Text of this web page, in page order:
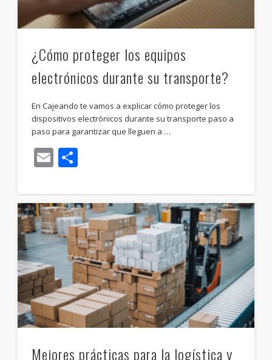
¿Cómo proteger los equipos
electrónicos durante su transporte?
En Cajeando te vamos a explicar cómo proteger los
dispositivos electrónicos durante su transporte paso a
paso para garantizar que lleguen a …
Email
Mejores prácticas para la logística y